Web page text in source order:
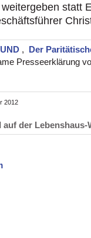
statt
, Der
Presseerklärung
2012
auf der